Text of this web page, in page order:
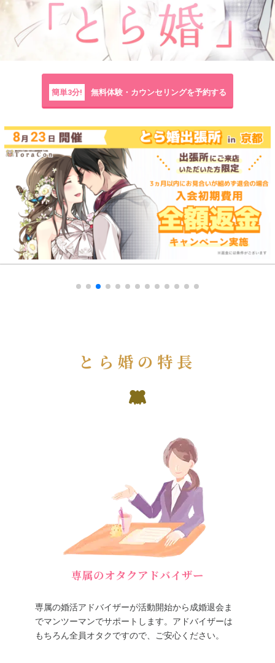
簡単3分! 無料体験・カウンセリングを予約する
とら婚の特長
専属のオタクアドバイザー
専属の婚活アドバイザーが活動開始から成婚退会ま
でマンツーマンでサポートします。アドバイザーは
もちろん全員オタクですので、ご安心ください。